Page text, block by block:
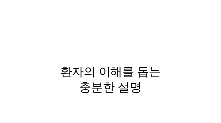
환자의 이해를 돕는
충분한 설명